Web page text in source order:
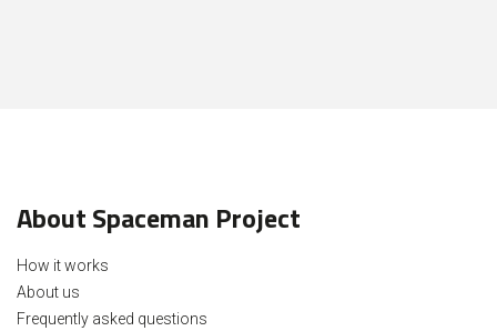
About Spaceman Project
How it works
About us
Frequently asked questions